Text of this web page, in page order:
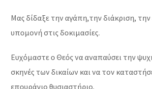
Μας δίδαξε την αγάπη,την διάκριση, την
υπομονή στις δοκιμασίες.
Ευχόμαστε ο Θεός να αναπαύσει την
σκηνές των δικαίων και να τον
επουράνιο θυσιαστήριο.